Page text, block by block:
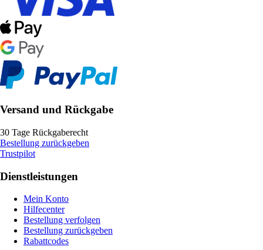
Versand und Rückgabe
30 Tage Rückgaberecht
Bestellung zurückgeben
Trustpilot
Dienstleistungen
Mein Konto
Hilfecenter
Bestellung verfolgen
Bestellung zurückgeben
Rabattcodes